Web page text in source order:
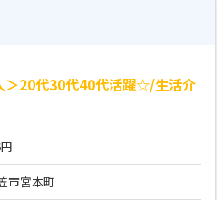
＞20代30代40代活躍☆/生活介
市宮本町